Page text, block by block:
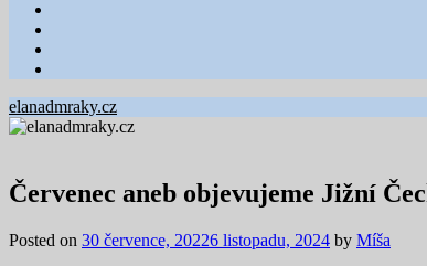
elanadmraky.cz
Červenec aneb objevujeme Jižní
Posted on 30 července, 20226 listopadu, 2024 by Míša